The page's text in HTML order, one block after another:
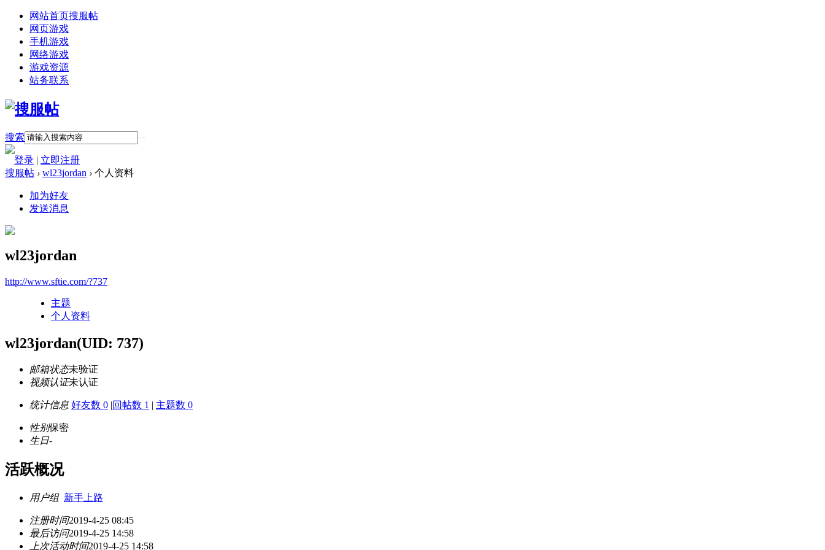
网站首页搜服帖
网页游戏
手机游戏
网络游戏
游戏资源
站务联系
搜索
登录 | 立即注册
搜服帖 › wl23jordan › 个人资料
加为好友
发送消息
wl23jordan
http://www.sftie.com/?737
主题
个人资料
wl23jordan(UID: 737)
邮箱状态未验证
视频认证未认证
统计信息 好友数 0 |回帖数 1 | 主题数 0
性别保密
生日-
活跃概况
用户组 新手上路
注册时间2019-4-25 08:45
最后访问2019-4-25 14:58
上次活动时间2019-4-25 14:58